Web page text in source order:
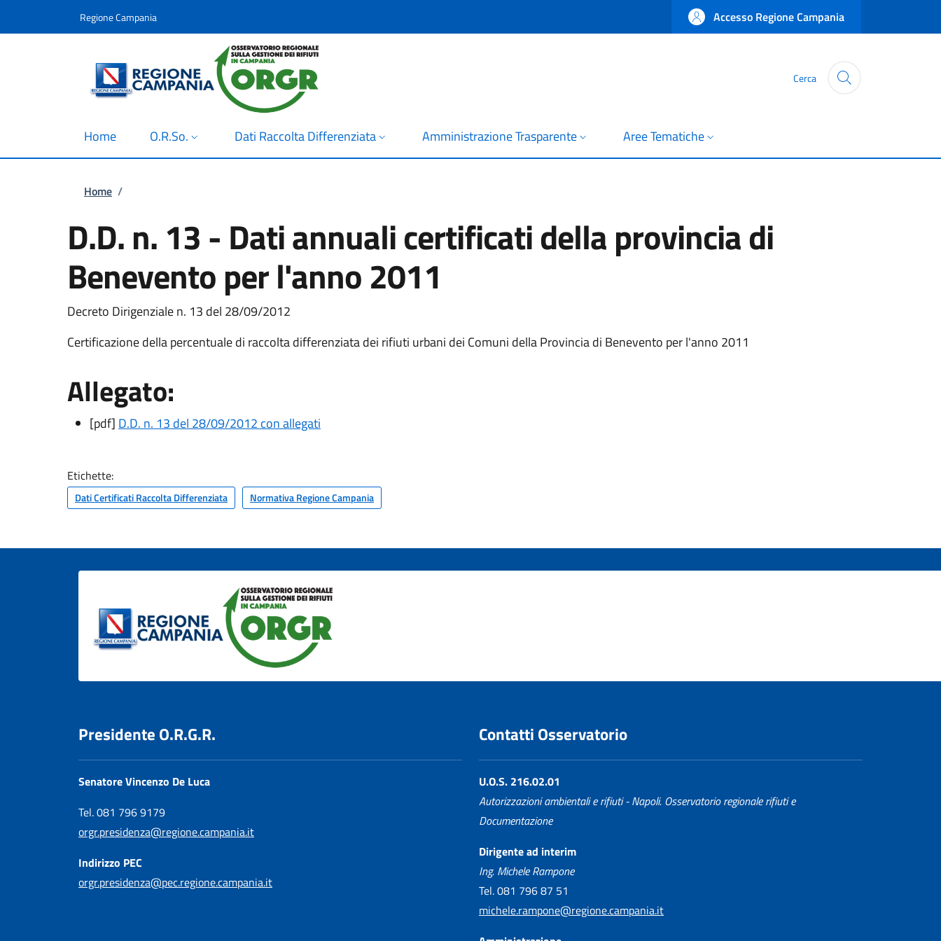
Regione Campania Accesso Regione Campania
Cerca
Home O.R.So. Dati Raccolta Differenziata Amministrazione Trasparente Aree Tematiche
Briciole di pane
Home /
D.D. n. 13 - Dati annuali certificati della provincia di
Benevento per l'anno 2011
Decreto Dirigenziale n. 13 del 28/09/2012
Certificazione della percentuale di raccolta differenziata dei rifiuti urbani dei Comuni della Provincia di Benevento per l'anno 2011
Allegato:
[pdf] D.D. n. 13 del 28/09/2012 con allegati
Etichette:
Dati Certificati Raccolta Differenziata Normativa Regione Campania
Presidente O.R.G.R.
Senatore Vincenzo De Luca
Tel. 081 796 9179
orgr.presidenza@regione.campania.it
Indirizzo PEC
orgr.presidenza@pec.regione.campania.it
Contatti Osservatorio
U.O.S. 216.02.01
Autorizzazioni ambientali e rifiuti - Napoli. Osservatorio regionale rifiuti e
Documentazione
Dirigente ad interim
Ing. Michele Rampone
Tel. 081 796 87 51
michele.rampone@regione.campania.it